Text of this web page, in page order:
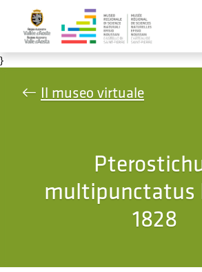
Salta al contenuto principale
}
Il museo virtuale
multipunctatus
1828